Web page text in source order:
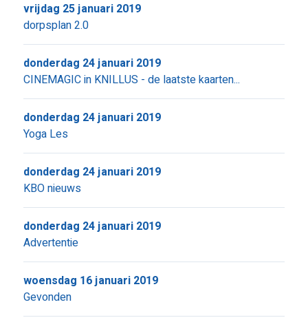
dorpsplan 2.0
vrijdag 25 januari 2019
CINEMAGIC in KNILLUS - de laatste kaarten...
donderdag 24 januari 2019
Yoga Les
donderdag 24 januari 2019
KBO nieuws
donderdag 24 januari 2019
Advertentie
donderdag 24 januari 2019
Gevonden
woensdag 16 januari 2019